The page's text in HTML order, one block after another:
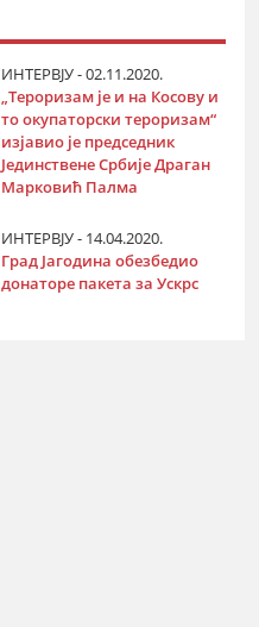
ИНТЕРВЈУ - 02.11.2020.
„Тероризам је и на Косову и
то окупаторски тероризам“
изјавио је председник
Јединствене Србије Драган
Марковић Палма
ИНТЕРВЈУ - 14.04.2020.
Град Јагодина обезбедио
донаторе пакета за Ускрс